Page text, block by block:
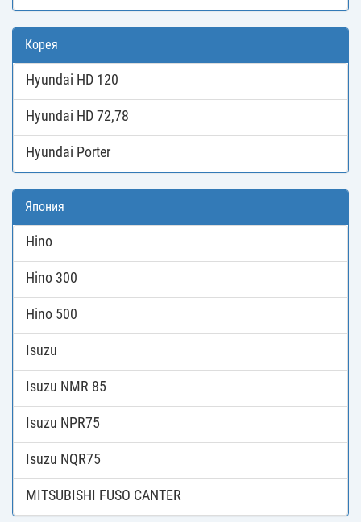
Корея
Hyundai HD 120
Hyundai HD 72,78
Hyundai Porter
Япония
Hino
Hino 300
Hino 500
Isuzu
Isuzu NMR 85
Isuzu NPR75
Isuzu NQR75
MITSUBISHI FUSO CANTER